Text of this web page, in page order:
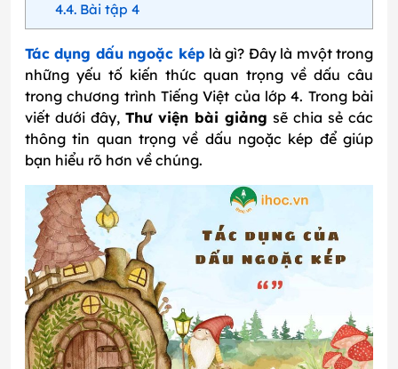
4.4Bài tập 4
Tác dụng dấu ngoặc kép là gì? Đây là mvột trong
những yếu tố kiến thức quan trọng về dấu câu
trong chương trình Tiếng Việt của lớp 4. Trong bài
viết dưới đây, Thư viện bài giảng sẽ chia sẻ các
thông tin quan trọng về dấu ngoặc kép để giúp
bạn hiểu rõ hơn về chúng.